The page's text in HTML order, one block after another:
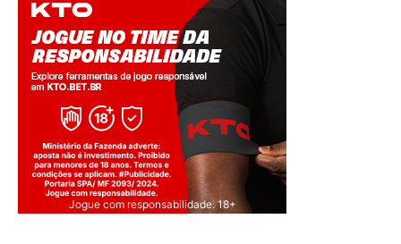
Jogue com responsabilidade. 18+